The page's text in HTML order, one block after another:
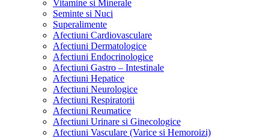
Vitamine si Minerale
Seminte si Nuci
Superalimente
Afectiuni Cardiovasculare
Afectiuni Dermatologice
Afectiuni Endocrinologice
Afectiuni Gastro – Intestinale
Afectiuni Hepatice
Afectiuni Neurologice
Afectiuni Respiratorii
Afectiuni Reumatice
Afectiuni Urinare si Ginecologice
Afectiuni Vasculare (Varice si Hemoroizi)